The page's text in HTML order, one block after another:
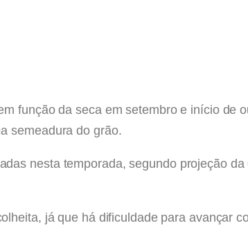
função da seca em setembro e início de
semeadura do grão.
nesta temporada, segundo projeção da
já que há dificuldade para avançar